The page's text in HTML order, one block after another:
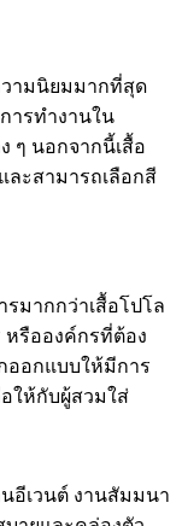
วามนิยมมากที่สุด
ารทำงานใน
ๆ นอกจากนี้เสื้อ
ละสามารถเลือกสี
รมากกว่าเสื้อโปโล
หรือองค์กรที่ต้อง
ออกแบบให้มีการ
ให้กับผู้สวมใส่
อีเวนต์ งานสัมมนา